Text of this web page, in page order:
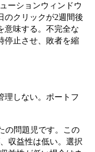
ーションウィンドウ
のクリックが2週間後
意味する。不完全な
停止させ、敗者を縮
理しない。ポートフ
の問題児です。この
収益性は低い。選択